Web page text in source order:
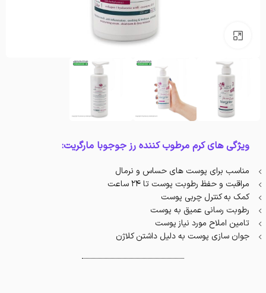
ویژگی های کرم مرطوب کننده رز جوجوبا مارگریت:
مناسب برای پوست های حساس و نرمال
مراقبت و حفظ رطوبت پوست تا 24 ساعت
کمک به کنترل چربی پوست
رطوبت رسانی عمیق به پوست
تامین املاح مورد نیاز پوست
جوان سازی پوست به دلیل داشتن کلاژن